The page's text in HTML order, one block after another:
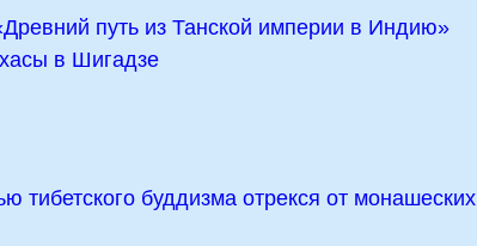
путь из Танской империи в Индию»
в Шигадзе
тибетского буддизма отрекся от монашеских